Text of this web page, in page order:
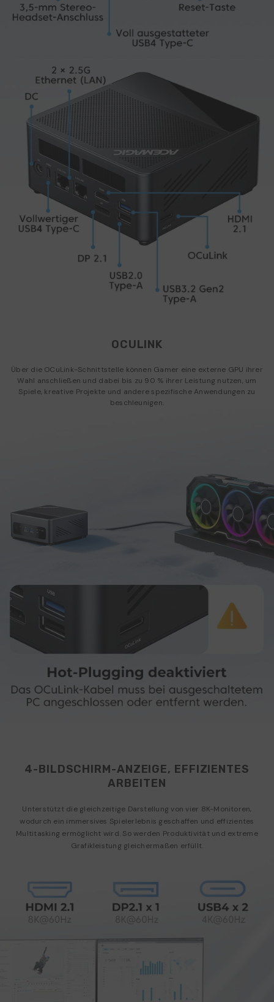
OCULINK
Über die OCuLink-Schnittstelle können Gamer eine externe GPU ihrer
Wahl anschließen und dabei bis zu 90 % ihrer Leistung nutzen, um
Spiele, kreative Projekte und andere spezifische Anwendungen zu
beschleunigen.
4-BILDSCHIRM-ANZEIGE, EFFIZIENTES
ARBEITEN
Unterstützt die gleichzeitige Darstellung von vier 8K-Monitoren,
wodurch ein immersives Spielerlebnis geschaffen und effizientes
Multitasking ermöglicht wird. So werden Produktivität und extreme
Grafikleistung gleichermaßen erfüllt.